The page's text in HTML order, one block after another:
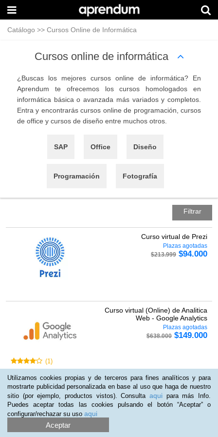
Catálogo >> Cursos Online de Informática
Cursos online de informática
¿Buscas los mejores cursos online de informática? En
Aprendum te ofrecemos los cursos homologados en
informática básica o avanzada más variados y completos.
Entra y encontrarás cursos online de programación, cursos
de office y cursos de diseño entre muchos otros.
SAP Office Diseño
Programación Fotografía
Filtrar
Curso virtual de Prezi
Plazas agotadas
$213.999 $94.000
Curso virtual (Online) de Analitica
Web - Google Analytics
Plazas agotadas
$638.000 $149.000
(1)
Pack 2 Cursos virtuales (Online) de
Tratamiento de Imágenes Di...
Cupos disponibles
219.000
Utilizamos cookies propias y de terceros para fines analíticos y para
mostrarte publicidad personalizada en base al uso que haga de nuestro
sitio (por ejemplo, productos vistos). Consulta aqui para más Info.
Puedes aceptar todas las cookies pulsando el botón “Aceptar” o
configurar/rechazar su uso aqui
Aceptar